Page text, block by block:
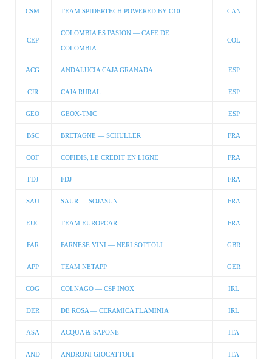
CSM TEAM SPIDERTECH POWERED BY C10 CAN
CEP
COLOMBIA ES PASION — CAFE DE
COLOMBIA
COL
ACG ANDALUCIA CAJA GRANADA ESP
CJR CAJA RURAL ESP
GEO GEOX-TMC ESP
BSC BRETAGNE — SCHULLER FRA
COF COFIDIS, LE CREDIT EN LIGNE FRA
FDJ FDJ FRA
SAU SAUR — SOJASUN FRA
EUC TEAM EUROPCAR FRA
FAR FARNESE VINI — NERI SOTTOLI GBR
APP TEAM NETAPP GER
COG COLNAGO — CSF INOX IRL
DER DE ROSA — CERAMICA FLAMINIA IRL
ASA ACQUA & SAPONE ITA
AND ANDRONI GIOCATTOLI ITA